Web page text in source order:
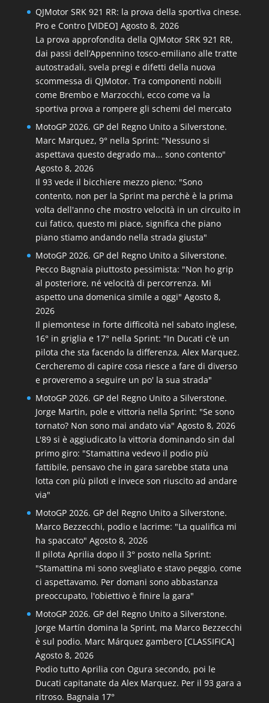
QJMotor SRK 921 RR: la prova della sportiva cinese.
Pro e Contro [VIDEO] Agosto 8, 2026
La prova approfondita della QJMotor SRK 921 RR,
dai passi dell’Appennino tosco-emiliano alle tratte
autostradali, svela pregi e difetti della nuova
scommessa di QJMotor. Tra componenti nobili
come Brembo e Marzocchi, ecco come va la
sportiva prova a rompere gli schemi del mercato
MotoGP 2026. GP del Regno Unito a Silverstone.
Marc Marquez, 9° nella Sprint: "Nessuno si
aspettava questo degrado ma... sono contento"
Agosto 8, 2026
Il 93 vede il bicchiere mezzo pieno: "Sono
contento, non per la Sprint ma perchè è la prima
volta dell'anno che mostro velocità in un circuito in
cui fatico, questo mi piace, significa che piano
piano stiamo andando nella strada giusta"
MotoGP 2026. GP del Regno Unito a Silverstone.
Pecco Bagnaia piuttosto pessimista: "Non ho grip
al posteriore, né velocità di percorrenza. Mi
aspetto una domenica simile a oggi" Agosto 8,
2026
Il piemontese in forte difficoltà nel sabato inglese,
16° in griglia e 17° nella Sprint: "In Ducati c'è un
pilota che sta facendo la differenza, Alex Marquez.
Cercheremo di capire cosa riesce a fare di diverso
e proveremo a seguire un po' la sua strada"
MotoGP 2026. GP del Regno Unito a Silverstone.
Jorge Martin, pole e vittoria nella Sprint: "Se sono
tornato? Non sono mai andato via" Agosto 8, 2026
L'89 si è aggiudicato la vittoria dominando sin dal
primo giro: "Stamattina vedevo il podio più
fattibile, pensavo che in gara sarebbe stata una
lotta con più piloti e invece son riuscito ad andare
via"
MotoGP 2026. GP del Regno Unito a Silverstone.
Marco Bezzecchi, podio e lacrime: "La qualifica mi
ha spaccato" Agosto 8, 2026
Il pilota Aprilia dopo il 3° posto nella Sprint:
"Stamattina mi sono svegliato e stavo peggio, come
ci aspettavamo. Per domani sono abbastanza
preoccupato, l'obiettivo è finire la gara"
MotoGP 2026. GP del Regno Unito a Silverstone.
Jorge Martín domina la Sprint, ma Marco Bezzecchi
è sul podio. Marc Márquez gambero [CLASSIFICA]
Agosto 8, 2026
Podio tutto Aprilia con Ogura secondo, poi le
Ducati capitanate da Alex Marquez. Per il 93 gara a
ritroso. Bagnaia 17°